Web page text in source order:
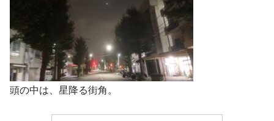
頭の中は、星降る街角。